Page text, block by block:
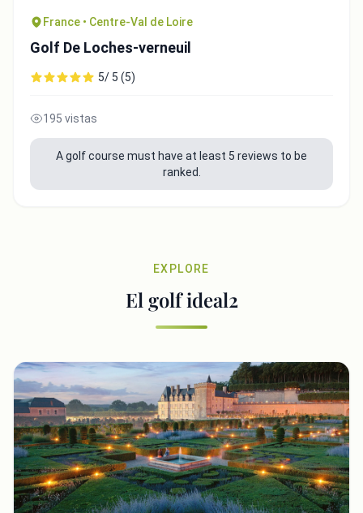
France • Centre-Val de Loire
Golf De Loches-verneuil
5/ 5 (5)
195 vistas
A golf course must have at least 5 reviews to be
ranked.
EXPLORE
El golf ideal2